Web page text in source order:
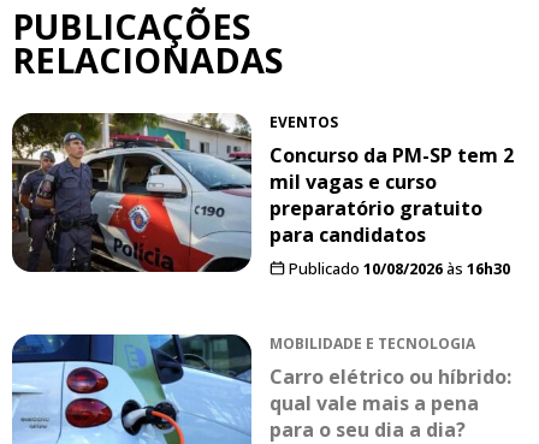
PUBLICAÇÕES
RELACIONADAS
EVENTOS
Concurso da PM-SP tem 2
mil vagas e curso
preparatório gratuito
para candidatos
Publicado 10/08/2026às 16h30
MOBILIDADE E TECNOLOGIA
Carro elétrico ou híbrido:
qual vale mais a pena
para o seu dia a dia?